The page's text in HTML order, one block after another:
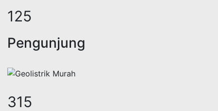
160
Pengunjung
405